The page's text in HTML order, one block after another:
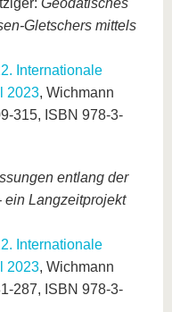
Geodätisches
Gletschers mittels
Internationale
2023, Wichmann
315, ISBN 978-3-
entlang der
ein Langzeitprojekt
Internationale
2023, Wichmann
287, ISBN 978-3-